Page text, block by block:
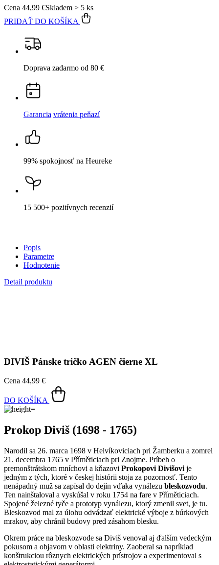
Garancia
99% spokojnosť
15 500+
Parametre
Hodnotenie
Detail produktu
DIVIŠPánske tričko AGEN čierne XL
Prokop Diviš (1698 - 1765)
Narodil sa 26. marca 1698 v Helvíkoviciach pri Žamberku a zomrel
21. decembra 1765 v Příměticiach pri Znojme. Príbeh o
premonštrátskom mníchovi a kňazovi
jedným z tých, ktoré v českej histórii stoja za pozornosť. Tento
nenápadný muž sa zapísal do dejín vďaka vynálezu
Spojené železné tyče a prototyp vynálezu, ktorý zmenil svet, je tu.
Bleskozvod mal za úlohu odvádzať elektrické výboje z búrkových
mrakov, aby chránil budovy pred zásahom blesku.
Okrem práce na bleskozvode sa Diviš venoval aj ďalším vedeckým
pokusom a objavom v oblasti elektriny. Zaoberal sa napríklad
konštrukciou rôznych elektrických prístrojov a experimentoval s
elektrostatickými generátormi.
Prokop Diviš patrí medzi významné osobnosti českej vedy a
techniky a jeho práca bola kľúčová pre ďalší vývoj v oblasti
elektriny a meteorológie. Bezpochyby patrí medzi českých majstrov,
a tým pádom aj na naše tričká. Prihláste sa aj vy k odkazu Prokopa
Diviša.